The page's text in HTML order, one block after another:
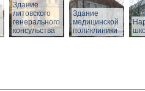
Здание
литовского
генерального
консульства
Здание
медицинской
поликлиники